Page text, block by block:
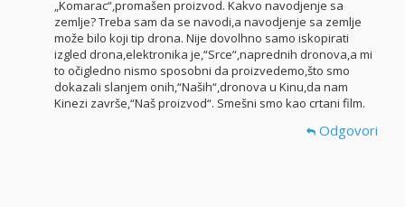
„Komarac“,promašen proizvod. Kakvo navodjenje sa
zemlje? Treba sam da se navodi,a navodjenje sa zemlje
može bilo koji tip drona. Nije dovolhno samo iskopirati
izgled drona,elektronika je,“Srce“,naprednih dronova,a mi
to očigledno nismo sposobni da proizvedemo,što smo
dokazali slanjem onih,“Naših“,dronova u Kinu,da nam
Kinezi završe,“Naš proizvod“. Smešni smo kao crtani film.
Odgovori